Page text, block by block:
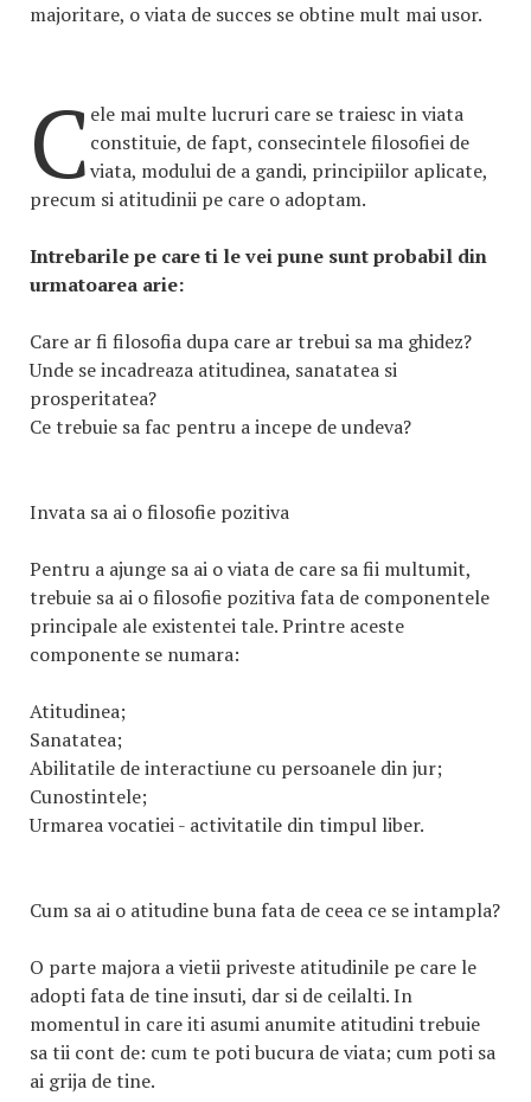
majoritare, o viata de succes se obtine mult mai usor.
C ele mai multe lucruri care se traiesc in viata
constituie, de fapt, consecintele filosofiei de
viata, modului de a gandi, principiilor aplicate,
precum si atitudinii pe care o adoptam.
Intrebarile pe care ti le vei pune sunt probabil din
urmatoarea arie:
Care ar fi filosofia dupa care ar trebui sa ma ghidez?
Unde se incadreaza atitudinea, sanatatea si
prosperitatea?
Ce trebuie sa fac pentru a incepe de undeva?
Invata sa ai o filosofie pozitiva
Pentru a ajunge sa ai o viata de care sa fii multumit,
trebuie sa ai o filosofie pozitiva fata de componentele
principale ale existentei tale. Printre aceste
componente se numara:
Atitudinea;
Sanatatea;
Abilitatile de interactiune cu persoanele din jur;
Cunostintele;
Urmarea vocatiei - activitatile din timpul liber.
Cum sa ai o atitudine buna fata de ceea ce se intampla?
O parte majora a vietii priveste atitudinile pe care le
adopti fata de tine insuti, dar si de ceilalti. In
momentul in care iti asumi anumite atitudini trebuie
sa tii cont de: cum te poti bucura de viata; cum poti sa
ai grija de tine.